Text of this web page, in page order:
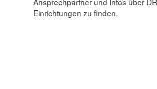
Einrichtungen zu finden.